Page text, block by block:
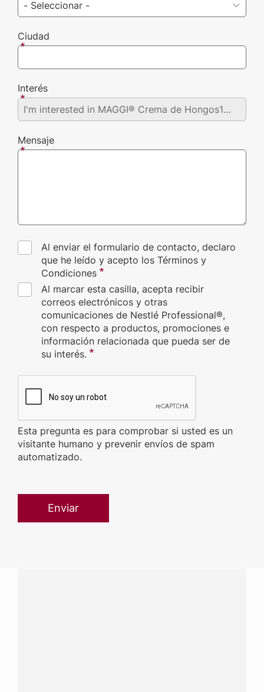
Ciudad
Interés
Mensaje
Al enviar el formulario de contacto, declaro
que he leído y acepto los Términos y
Condiciones
Al marcar esta casilla, acepta recibir
correos electrónicos y otras
comunicaciones de Nestlé Professional®,
con respecto a productos, promociones e
información relacionada que pueda ser de
su interés.
Esta pregunta es para comprobar si usted es un
visitante humano y prevenir envíos de spam
automatizado.